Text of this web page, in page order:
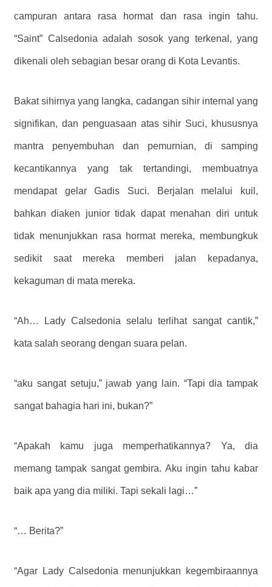
campuran antara rasa hormat dan rasa ingin tahu.
“Saint” Calsedonia adalah sosok yang terkenal, yang
dikenali oleh sebagian besar orang di Kota Levantis.
Bakat sihirnya yang langka, cadangan sihir internal yang
signifikan, dan penguasaan atas sihir Suci, khususnya
mantra penyembuhan dan pemurnian, di samping
kecantikannya yang tak tertandingi, membuatnya
mendapat gelar Gadis Suci. Berjalan melalui kuil,
bahkan diaken junior tidak dapat menahan diri untuk
tidak menunjukkan rasa hormat mereka, membungkuk
sedikit saat mereka memberi jalan kepadanya,
kekaguman di mata mereka.
“Ah… Lady Calsedonia selalu terlihat sangat cantik,”
kata salah seorang dengan suara pelan.
“aku sangat setuju,” jawab yang lain. “Tapi dia tampak
sangat bahagia hari ini, bukan?”
“Apakah kamu juga memperhatikannya? Ya, dia
memang tampak sangat gembira. Aku ingin tahu kabar
baik apa yang dia miliki. Tapi sekali lagi…”
“… Berita?”
“Agar Lady Calsedonia menunjukkan kegembiraannya